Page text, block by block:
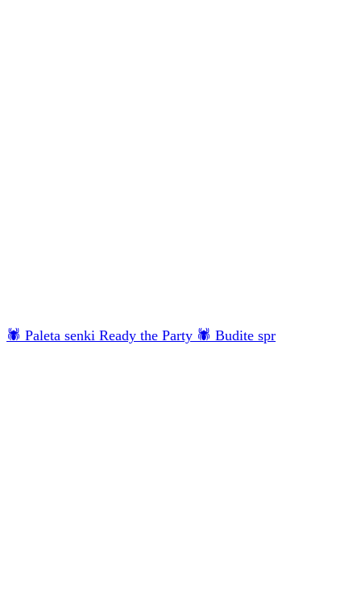
🕷 Paleta senki Ready the Party 🕷 Budite spr